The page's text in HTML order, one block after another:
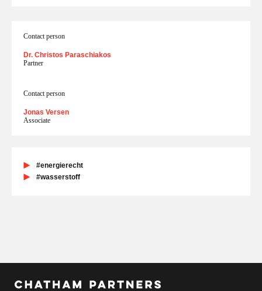
Contact person
Dr. Christos Paraschiakos
Partner
Contact person
Jonas Versen
Associate
#energierecht
#wasserstoff